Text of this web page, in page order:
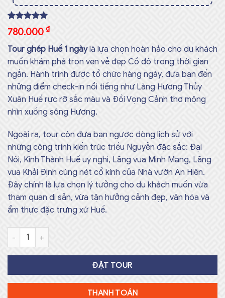
Rated5.00
out of 5
1
customer
rating
780.000 ₫
Tour ghép Huế 1 ngàylà lựa chọn hoàn hảo cho du khách
muốn khám phá trọn vẹn vẻ đẹp Cố đô trong thời gian
ngắn. Hành trình được tổ chức hàng ngày, đưa bạn đến
những điểm check-in nổi tiếng như Làng Hương Thủy
Xuân Huế rực rỡ sắc màu và Đồi Vọng Cảnh thơ mộng
nhìn xuống sông Hương.
Ngoài ra, tour còn đưa bạn ngược dòng lịch sử với
những công trình kiến trúc triều Nguyễn đặc sắc: Đại
Nội, Kinh Thành Huế uy nghi, Lăng vua Minh Mạng, Lăng
vua Khải Định cùng nét cổ kính của Nhà vườn An Hiên.
Đây chính là lựa chọn lý tưởng cho du khách muốn vừa
tham quan di sản, vừa tận hưởng cảnh đẹp, văn hóa và
ẩm thực đặc trưng xứ Huế.
Tour ghép Huế 1 ngày Số lượng
ĐẶT TOUR
THANH TOÁN